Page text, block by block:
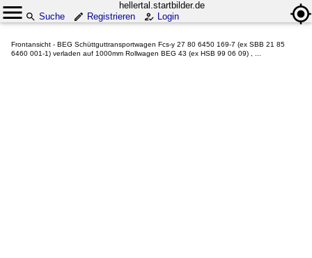
hellertal.startbilder.de
Suche
Registrieren Login
Frontansicht - BEG Schüttguttransportwagen Fcs-y 27 80 6450 169-7 (ex SBB 21 85
6460 001-1) verladen auf 1000mm Rollwagen BEG 43 (ex HSB 99 06 09) , ...